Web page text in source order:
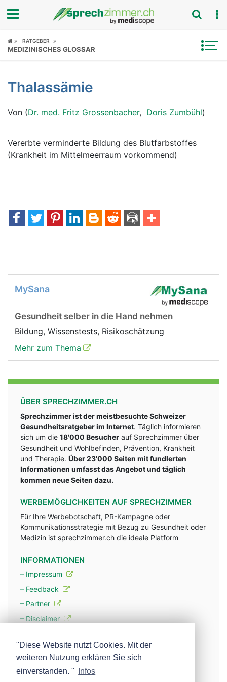
Fokus
Symptome
Untersuchungen
News
RATGEBER
MEDIZINISCHES GLOSSAR
Thalassämie
Von (Dr. med. Fritz Grossenbacher, Doris Zumbühl)
Vererbte verminderte Bildung des Blutfarbstoffes
(Krankheit im Mittelmeerraum vorkommend)
MySana
Gesundheit selber in die Hand nehmen
Bildung, Wissenstests, Risikoschätzung
Mehr zum Thema
ÜBER SPRECHZIMMER.CH
Sprechzimmer ist der meistbesuchte Schweizer
Gesundheitsratgeber im Internet. Täglich informieren
sich um die 18'000 Besucher auf Sprechzimmer über
Gesundheit und Wohlbefinden, Prävention, Krankheit
und Therapie. Über 23'000 Seiten mit fundlerten
Informationen umfasst das Angebot und täglich
kommen neue Seiten dazu.
WERBEMÖGLICHKEITEN AUF SPRECHZIMMER
Für Ihre Werbebotschaft, PR-Kampagne oder
Kommunikationsstrategie mit Bezug zu Gesundheit oder
Medizin ist sprechzimmer.ch die ideale Platform
INFORMATIONEN
– Impressum
– Feedback
– Partner
– Disclaimer
– Werbung
– Mehr über unsere Experten
"Diese Website nutzt Cookies. Mit der
weiteren Nutzung erklären Sie sich
einverstanden. "
Infos